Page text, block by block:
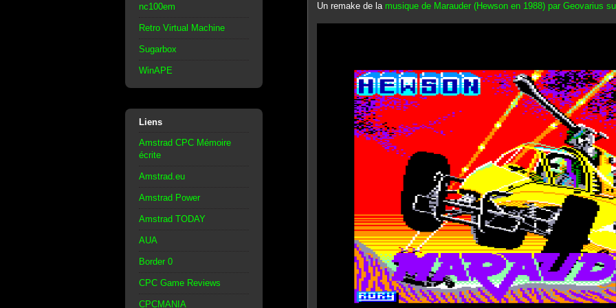
nc100em
Retro Virtual Machine
Sugarbox
WinAPE
Liens
Amstrad CPC Mémoire
écrite
Amstrad.eu
Amstrad Power
Amstrad TODAY
AUA
Border 0
CPC Game Reviews
CPCMANIA
Un remake de la musique de Marauder (Hewson en 1988) par Geovarius